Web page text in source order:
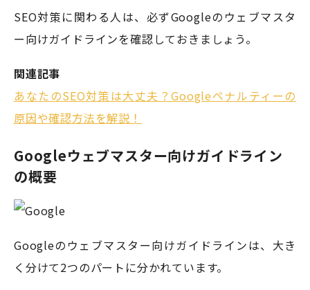
SEO対策に関わる人は、必ずGoogleのウェブマスタ
ー向けガイドラインを確認しておきましょう。
関連記事
あなたのSEO対策は大丈夫？Googleペナルティーの
原因や確認方法を解説！
Googleウェブマスター向けガイドライン
の概要
Googleのウェブマスター向けガイドラインは、大き
く分けて2つのパートに分かれています。